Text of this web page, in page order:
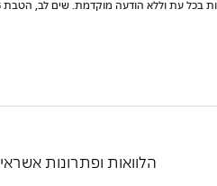
הלוואות ופתרונות אשראי